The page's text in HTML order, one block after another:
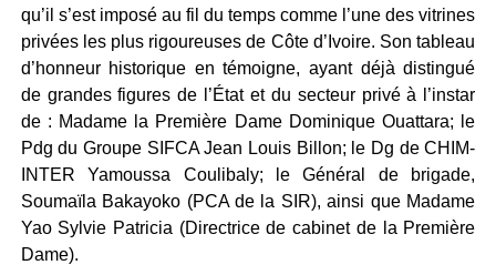
qu’il s’est imposé au fil du temps comme l’une des vitrines
privées les plus rigoureuses de Côte d’Ivoire. Son tableau
d’honneur historique en témoigne, ayant déjà distingué
de grandes figures de l’État et du secteur privé à l’instar
de : Madame la Première Dame Dominique Ouattara; le
Pdg du Groupe SIFCA Jean Louis Billon; le Dg de CHIM-
INTER Yamoussa Coulibaly; le Général de brigade,
Soumaïla Bakayoko (PCA de la SIR), ainsi que Madame
Yao Sylvie Patricia (Directrice de cabinet de la Première
Dame).